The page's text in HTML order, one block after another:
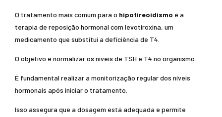
O tratamento mais comum para o hipotireoidismo é a
terapia de reposição hormonal com levotiroxina, um
medicamento que substitui a deficiência de T4.
O objetivo é normalizar os níveis de TSH e T4 no organismo.
É fundamental realizar a monitorização regular dos níveis
hormonais após iniciar o tratamento.
Isso assegura que a dosagem está adequada e permite